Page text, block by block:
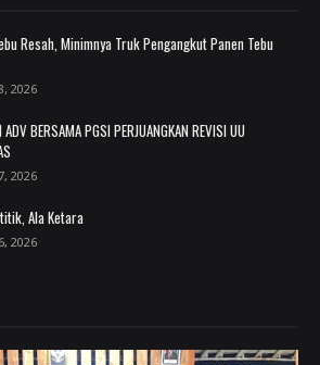
Resah, Minimnya Truk Pengangkut Panen Tebu
2026
BERSAMA PGSI PERJUANGKAN REVISI UU
2026
Ala Ketara
2026